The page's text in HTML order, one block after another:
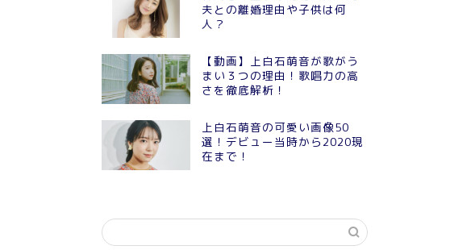
夫との離婚理由や子供は何
人？
【動画】上白石萌音が歌がう
まい３つの理由！歌唱力の高
さを徹底解析！
上白石萌音の可愛い画像50
選！デビュー当時から2020現
在まで！